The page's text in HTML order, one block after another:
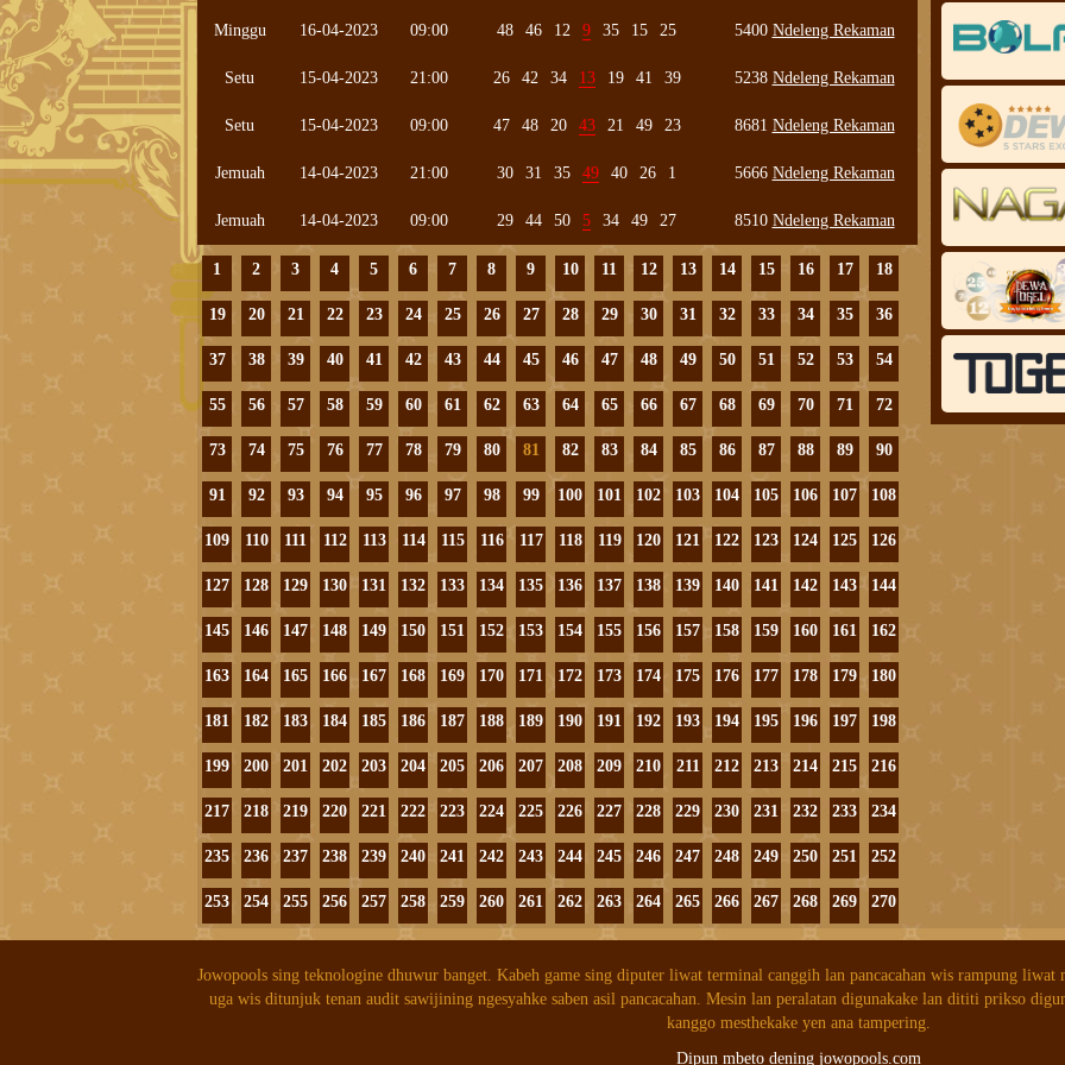
Minggu 16-04-2023 09:00 48 46 12 9 35 15 25 5400 Ndeleng Rekaman
Setu 15-04-2023 21:00 26 42 34 13 19 41 39 5238 Ndeleng Rekaman
Setu 15-04-2023 09:00 47 48 20 43 21 49 23 8681 Ndeleng Rekaman
Jemuah 14-04-2023 21:00 30 31 35 49 40 26 1 5666 Ndeleng Rekaman
Jemuah 14-04-2023 09:00 29 44 50 5 34 49 27 8510 Ndeleng Rekaman
1 2 3 4 5 6 7 8 9 10 11 12 13 14 15 16 17 18
19 20 21 22 23 24 25 26 27 28 29 30 31 32 33 34 35 36
37 38 39 40 41 42 43 44 45 46 47 48 49 50 51 52 53 54
55 56 57 58 59 60 61 62 63 64 65 66 67 68 69 70 71 72
73 74 75 76 77 78 79 80 81 82 83 84 85 86 87 88 89 90
91 92 93 94 95 96 97 98 99 100 101 102 103 104 105 106 107 108
109 110 111 112 113 114 115 116 117 118 119 120 121 122 123 124 125 126
127 128 129 130 131 132 133 134 135 136 137 138 139 140 141 142 143 144
145 146 147 148 149 150 151 152 153 154 155 156 157 158 159 160 161 162
163 164 165 166 167 168 169 170 171 172 173 174 175 176 177 178 179 180
181 182 183 184 185 186 187 188 189 190 191 192 193 194 195 196 197 198
199 200 201 202 203 204 205 206 207 208 209 210 211 212 213 214 215 216
217 218 219 220 221 222 223 224 225 226 227 228 229 230 231 232 233 234
235 236 237 238 239 240 241 242 243 244 245 246 247 248 249 250 251 252
253 254 255 256 257 258 259 260 261 262 263 264 265 266 267 268 269 270
Jowopools sing teknologine dhuwur banget. Kabeh game sing diputer liwat terminal canggih lan pancacahan wis rampung liwat
uga wis ditunjuk tenan audit sawijining ngesyahke saben asil pancacahan. Mesin lan peralatan digunakake lan dititi prikso
kanggo mesthekake yen ana tampering.
Dipun mbeto dening jowopools.com